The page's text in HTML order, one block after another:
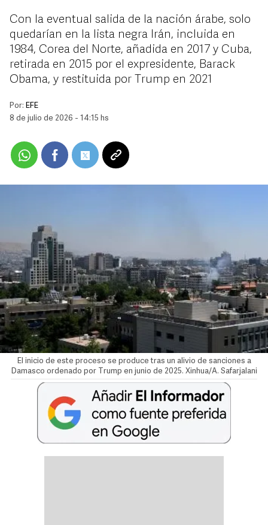
Con la eventual salida de la nación árabe, solo
quedarían en la lista negra Irán, incluida en
1984, Corea del Norte, añadida en 2017 y Cuba,
retirada en 2015 por el expresidente, Barack
Obama, y restituida por Trump en 2021
Por: EFE
8 de julio de 2026 - 14:15 hs
El inicio de este proceso se produce tras un alivio de sanciones a
Damasco ordenado por Trump en junio de 2025. Xinhua/A. Safarjalani